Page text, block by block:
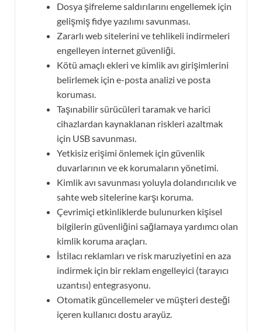
Dosya şifreleme saldırılarını engellemek için
gelişmiş fidye yazılımı savunması.
Zararlı web sitelerini ve tehlikeli indirmeleri
engelleyen internet güvenliği.
Kötü amaçlı ekleri ve kimlik avı girişimlerini
belirlemek için e-posta analizi ve posta
koruması.
Taşınabilir sürücüleri taramak ve harici
cihazlardan kaynaklanan riskleri azaltmak
için USB savunması.
Yetkisiz erişimi önlemek için güvenlik
duvarlarının ve ek korumaların yönetimi.
Kimlik avı savunması yoluyla dolandırıcılık ve
sahte web sitelerine karşı koruma.
Çevrimiçi etkinliklerde bulunurken kişisel
bilgilerin güvenliğini sağlamaya yardımcı olan
kimlik koruma araçları.
İstilacı reklamları ve risk maruziyetini en aza
indirmek için bir reklam engelleyici (tarayıcı
uzantısı) entegrasyonu.
Otomatik güncellemeler ve müşteri desteği
içeren kullanıcı dostu arayüz.